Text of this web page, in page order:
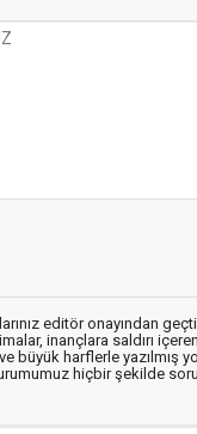
editör onayından
inançlara saldırı
büyük harflerle yazılmış
hiçbir şekilde